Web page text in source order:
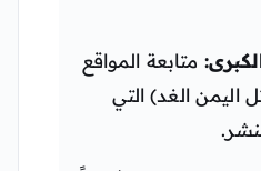
متابعة المواقع
اليمن الغد) التي